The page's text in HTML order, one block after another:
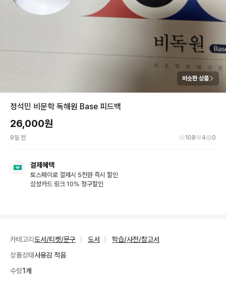
비슷한 상품
정석민 비문학 독해원 Base 피드백
26,000원
9일 전 108 4 0
결제혜택
토스페이로 결제시 5천원 즉시 할인
삼성카드 링크 10% 청구할인
카테고리 도서/티켓/문구 〉 도서 〉
학습/사전/참고서
상품상태사용감 적음
수량1개